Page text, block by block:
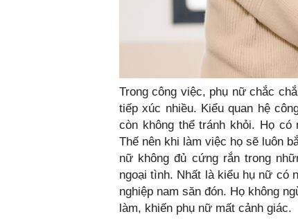
Trong công việc, phụ nữ chắc
tiếp xúc nhiều. Kiểu quan hệ
còn không thể tránh khỏi. Họ
Thế nên khi làm việc họ sẽ luôn
nữ không đủ cứng rắn trong
ngoại tình. Nhất là kiểu hụ nữ có
nghiệp nam săn đón. Họ không
làm, khiến phụ nữ mất cảnh giác.